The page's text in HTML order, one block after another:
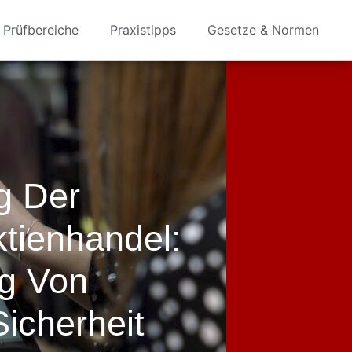
Prüfbereiche Praxistipps Gesetze & Normen
Der
Von